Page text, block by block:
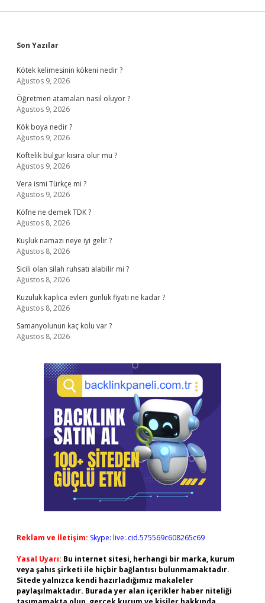
Sidebar
Son Yazılar
Kötek kelimesinin kökeni nedir ?
Ağustos 9, 2026
Öğretmen atamaları nasıl oluyor ?
Ağustos 9, 2026
Kök boya nedir ?
Ağustos 9, 2026
Köftelik bulgur kısıra olur mu ?
Ağustos 9, 2026
Vera ismi Türkçe mi ?
Ağustos 9, 2026
Köfne ne demek TDK ?
Ağustos 8, 2026
Kuşluk namazı neye iyi gelir ?
Ağustos 8, 2026
Sicili olan silah ruhsatı alabilir mi ?
Ağustos 8, 2026
Kuzuluk kaplıca evleri günlük fiyatı ne kadar ?
Ağustos 8, 2026
Samanyolunun kaç kolu var ?
Ağustos 8, 2026
Reklam ve İletişim: Skype: live:.cid.575569c608265c69
Yasal Uyarı: Bu internet sitesi, herhangi bir marka, kurum
veya şahıs şirketi ile hiçbir bağlantısı bulunmamaktadır.
Sitede yalnızca kendi hazırladığımız makaleler
paylaşılmaktadır. Burada yer alan içerikler haber niteliği